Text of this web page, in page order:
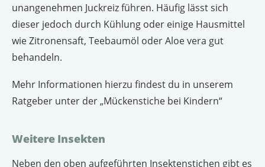
unangenehmen Juckreiz führen. Häufig lässt sich
dieser jedoch durch Kühlung oder einige Hausmittel
wie Zitronensaft, Teebaumöl oder Aloe vera gut
behandeln.
Mehr Informationen hierzu findest du in unserem
Ratgeber unter der „Mückenstiche bei Kindern“
Weitere Insekten
Neben den oben aufgeführten Insektenstichen gibt es